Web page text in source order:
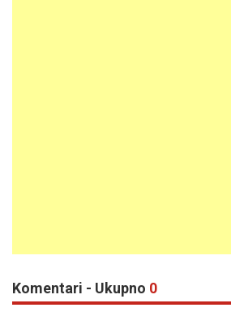
Komentari - Ukupno 0